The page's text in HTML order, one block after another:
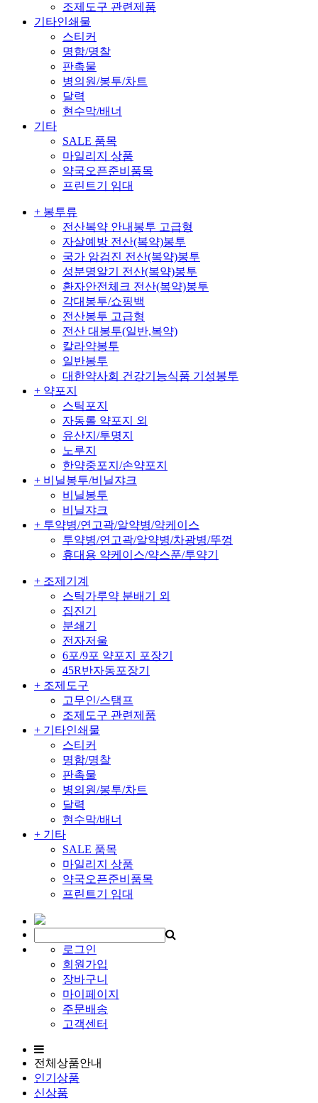
조제도구 관련제품
기타인쇄물
스티커
명함/명찰
판촉물
병의원/봉투/차트
달력
현수막/배너
기타
SALE 품목
마일리지 상품
약국오픈준비품목
프린트기 임대
+ 봉투류
전산복약 안내봉투 고급형
자살예방 전산(복약)봉투
국가 암검진 전산(복약)봉투
성분명알기 전산(복약)봉투
환자안전체크 전산(복약)봉투
각대봉투/쇼핑백
전산봉투 고급형
전산 대봉투(일반,복약)
칼라약봉투
일반봉투
대한약사회 건강기능식품 기성봉투
+ 약포지
스틱포지
자동롤 약포지 외
유산지/투명지
노루지
한약중포지/손약포지
+ 비닐봉투/비닐쟈크
비닐봉투
비닐쟈크
+ 투약병/연고곽/알약병/약케이스
투약병/연고곽/알약병/차광병/뚜껑
휴대용 약케이스/약스푼/투약기
+ 조제기계
스틱가루약 분배기 외
집진기
분쇄기
전자저울
6포/9포 약포지 포장기
45R반자동포장기
+ 조제도구
고무인/스탬프
조제도구 관련제품
+ 기타인쇄물
스티커
명함/명찰
판촉물
병의원/봉투/차트
달력
현수막/배너
+ 기타
SALE 품목
마일리지 상품
약국오픈준비품목
프린트기 임대
로그인
회원가입
장바구니
마이페이지
주문배송
고객센터
전체상품안내
인기상품
신상품